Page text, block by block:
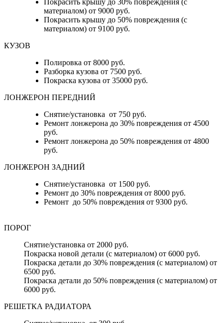
Покрасить крышу до 30% повреждения (с
материалом) от 9000 руб.
Покрасить крышу до 50% повреждения (с
материалом) от 9100 руб.
КУЗОВ
Полировка от 8000 руб.
Разборка кузова от 7500 руб.
Покраска кузова от 35000 руб.
ЛОНЖЕРОН ПЕРЕДНИЙ
Снятие/установка от 750 руб.
Ремонт лонжерона до 30% повреждения от 4500
руб.
Ремонт лонжерона до 50% повреждения от 4800
руб.
ЛОНЖЕРОН ЗАДНИЙ
Снятие/установка от 1500 руб.
Ремонт до 30% повреждения от 8000 руб.
Ремонт до 50% повреждения от 9300 руб.
ПОРОГ
Снятие/установка от 2000 руб.
Покраска новой детали (с материалом) от 6000 руб.
Покраска детали до 30% повреждения (с материалом) от
6500 руб.
Покраска детали до 50% повреждения (с материалом) от
6000 руб.
РЕШЕТКА РАДИАТОРА